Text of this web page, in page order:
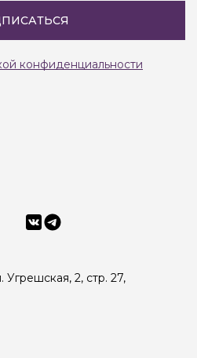
конфиденциальности
2, стр. 27,